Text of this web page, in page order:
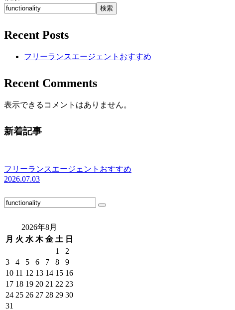
検索
Recent Posts
フリーランスエージェントおすすめ
Recent Comments
表示できるコメントはありません。
新着記事
フリーランスエージェントおすすめ
2026.07.03
2026年8月
月 火 水 木 金 土 日
1
2
3
4 5 6 7 8
9
10 11 12 13 14 15 16
17 18 19 20 21 22 23
24 25 26 27 28 29 30
31